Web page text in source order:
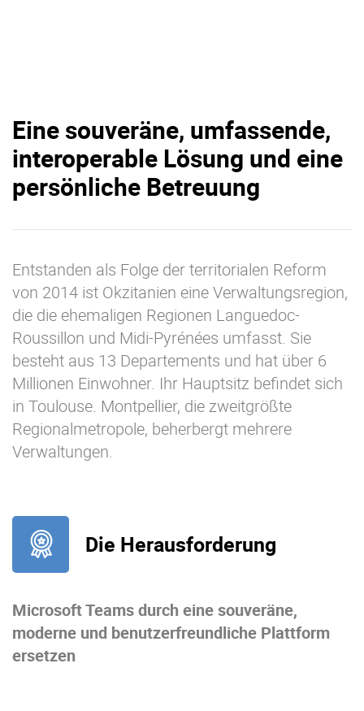
Eine souveräne, umfassende,
interoperable Lösung und eine
persönliche Betreuung
Entstanden als Folge der territorialen Reform
von 2014 ist Okzitanien eine Verwaltungsregion,
die die ehemaligen Regionen Languedoc-
Roussillon und Midi-Pyrénées umfasst. Sie
besteht aus 13 Departements und hat über 6
Millionen Einwohner. Ihr Hauptsitz befindet sich
in Toulouse. Montpellier, die zweitgrößte
Regionalmetropole, beherbergt mehrere
Verwaltungen.
Die Herausforderung
Microsoft Teams durch eine souveräne,
moderne und benutzerfreundliche Plattform
ersetzen